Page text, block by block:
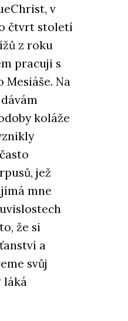
v
čtvrt století
z roku
pracuji s
Na
koláže
jež
mne
že si
a
svůj
láká